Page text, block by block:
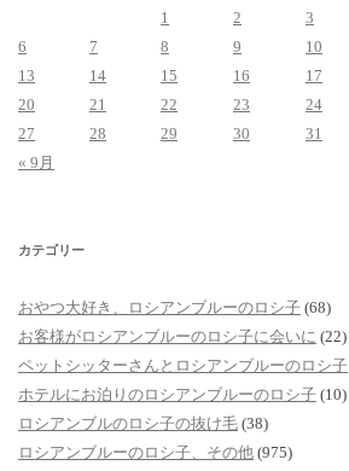
1
2 3
6
7 8 9 10
13
14 15 16 17
20
21 22 23 24
27
28 29 30
31
« 9月
カテゴリー
おやつ大好き、ロシアンブルーのロシ子 (68)
お客様がロシアンブルーのロシ子に会いに (22)
ペットシッターさんとロシアンブルーのロシ子
ホテルにお泊りのロシアンブルーのロシ子 (10)
ロシアンブルのロシ子の抜け毛 (38)
ロシアンブルーのロシ子、その他 (975)